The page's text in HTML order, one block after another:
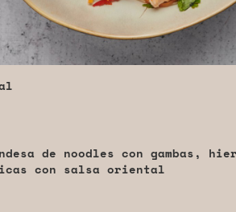
de noodles con gambas,
con salsa oriental